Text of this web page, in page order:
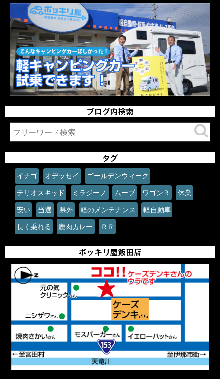
ブログ内検索
タグ
イナゴ オデッセイ ゴールデンウィーク
テリオスキッド ミラジーノ ムーブ ワゴンＲ 休業
安い 当選 県外 軽のメンテナンス 軽自動車
長く乗れる 鹿肉カレー ＲＲ
ポッキリ屋飯田店